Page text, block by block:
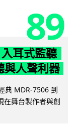
89
耳式監聽
與人聲利器
典 MDR-7506 到
在舞台製作者與創